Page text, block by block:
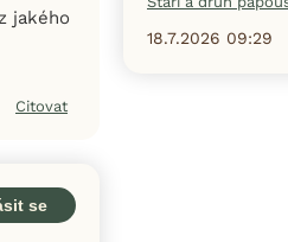
jakého
Citovat
se
18.7.2026 09:29